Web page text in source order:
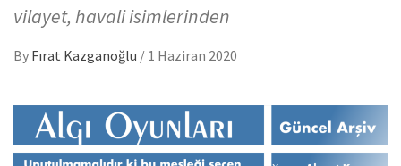
vilayet, havali isimlerinden
By Fırat Kazganoğlu / 1 Haziran 2020